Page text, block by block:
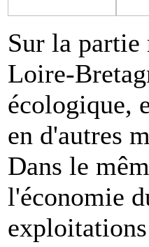
Sur la
Loire-
écologique,
en d'autres
Dans le
l'économie